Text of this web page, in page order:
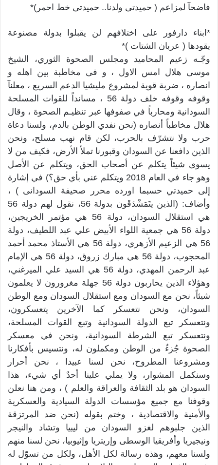
فاضحآ لمزاعم ( حميدتى ولدنا.. حميدتى خط احمر)*
*ابناء دارفور على اختلافهم لن يقبلوا بدولة مصنوعة
يقودها ( عربان الشتات )*
وجّـه زعيم المحاميد ومجلس الصحوة الثوري، الشيخ
موسى هلال امس الاول ، و فى مخاطبة بين اهله و
انصاره ، ضربة قوية لمشروع مليشيا الدعم السريع ، معلنآ
وقوفه وقوفه خلف دولة 56 ، مسانداً للقوات المسلحة
السودانية ومحارباً في صفوفها عبر تنظيـم الصحوة ، وقال
هلال مخاطباً أنصاره (نحن نفدي الوطن بالدم، ولسنا دعاة
حرب ولا نتشرّف بالحرب، لكن قام نهب مسلح، ونحن
الذين دافعنا عن السودان وقبورنا تملأ الأرض، فكيف من لا
يسوى شيئاً يتكلم عن أصحاب الحق، ويتكلم عن الأصل
وهو جاء في العام 2018 ويتكلم عني بأي حق؟) في إشارة
إلى حميدتي حسبما اورده محرر صحيفة السودانى ) ،
وأضاف: (الذين يتَمَشْدَقَون بدولة 56، نقول لهم دولة 56
هي استقلال السودان، دولة 56 هي مؤتمر الخريجين،
دولة 56 هي جمعية اللواء الأبيض علي عبد اللطيف، دولة
56 هي الزعيم الأزهري، دولة 56 هي الأستاذ محمد أحمد
المحجوب، دولة 56 هي مبارك زروق، دولة 56 هي الإمام
عبد الرحمن المهدي، دولة 56 هي السيد علي الميرغني،
وهؤلاء الذين يحاربون دولة 56 جهلة مغرورون لا يعلمون
شيئاً، نحن مع السودان ومع استقلال السودان ومع الوطن
السودان، ونحن نتعسكر كما الآخرين يتعسكرون،
ونتعسكر تبع الدولة السودانية وتبع القوات المسلحة،
ونتعسكر تبع الشرطة السودانية، ونحن في معسكر
الصحوة جُزءٌ من الوطن ومكملون له، ونتسيس بأفكارنا
ومشروعنا المطروح، نحن لسنا عبيدا ، نحن أحرار
وسنكمل المشوار، ولا يملي علينا أحدٌ أي شيء، هذا
السودان هو بلد الثقافة والعراقة والعلم ) ، ومن هنا نعلن
وقوفنا مع جميع مؤسسات الدولة السيادية والعسكرية
والأمنية والاقتصادية ، وختم بقوله (نحن ضد المرتزقة
الذين جلبوهم لغزو السودان من ليبيا وتشاد والنيجر
ونيجيريا وأفريقيا الوسطى وإريتريا وإثيوبيا، نحن لسنا منهم
ولسنا معهم، وهذه رسالة لكل الأهل، ولكل من تسوّل له